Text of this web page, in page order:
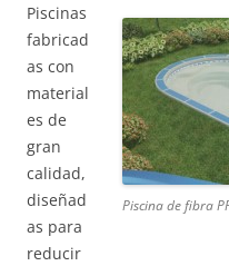
Piscina de fibra
Piscinas
fabricad
as con
material
es de
gran
calidad,
diseñad
as para
reducir